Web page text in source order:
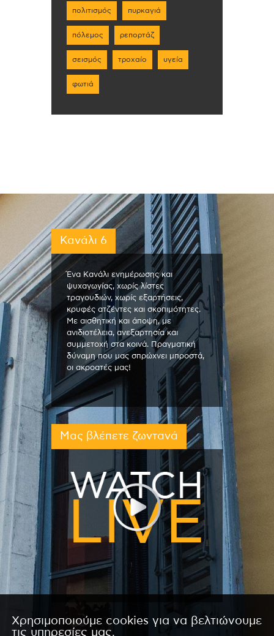
πολιτισμός πυρκαγιά
πόλεμος ρεπορτάζ
σεισμός τροχαίο υγεία
φωτιά
Κανάλι 6
Ένα Κανάλι ενημέρωσης και
ψυχαγωγίας, χωρίς λίστες
τραγουδιών, χωρίς εξαρτήσεις,
κρυφές ατζέντες και σκοπιμότητες.
Με αισθητική και άποψη, με
ανιδιοτέλεια, ανεξαρτησία και
συμμετοχή στα κοινά. Πραγματική
δύναμη που μας σπρώχνει μπροστά,
οι ακροατές μας!
Μας βλέπετε ζωντανά
Χρησιμοποιούμε cookies για να βελτιώνουμε
τις υπηρεσίες μας.